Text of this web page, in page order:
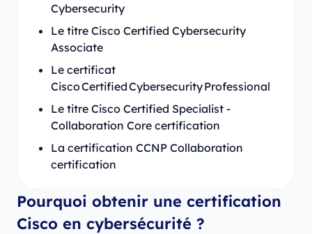
Cybersecurity
Le titre Cisco Certified Cybersecurity
Associate
Le certificat
Cisco Certified Cybersecurity Professional
Le titre Cisco Certified Specialist -
Collaboration Core certification
La certification CCNP Collaboration
certification
Pourquoi obtenir une certification
Cisco en cybersécurité ?